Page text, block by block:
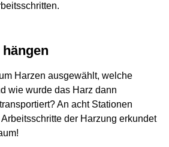
hängen
Harzen ausgewählt, welche
wie wurde das Harz dann
An acht Stationen
der Harzung erkundet